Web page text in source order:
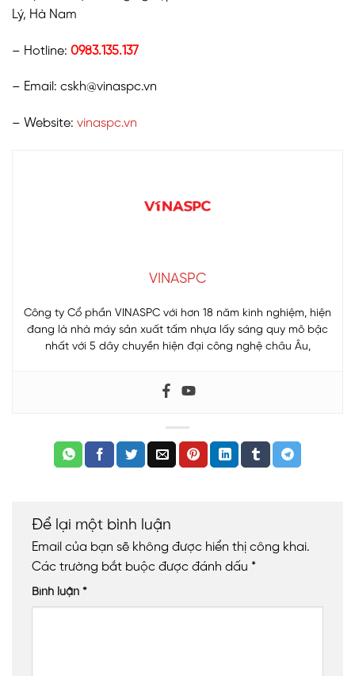
Lý, Hà Nam
– Hotline: 0983.135.137
– Email: cskh@vinaspc.vn
– Website: vinaspc.vn
VINASPC
Công ty Cổ phần VINASPC với hơn 18 năm kinh nghiệm, hiện
đang là nhà máy sản xuất tấm nhựa lấy sáng quy mô bậc
nhất với 5 dây chuyền hiện đại công nghệ châu Âu,
Để lại một bình luận
Email của bạn sẽ không được hiển thị công khai.
Các trường bắt buộc được đánh dấu *
Bình luận *